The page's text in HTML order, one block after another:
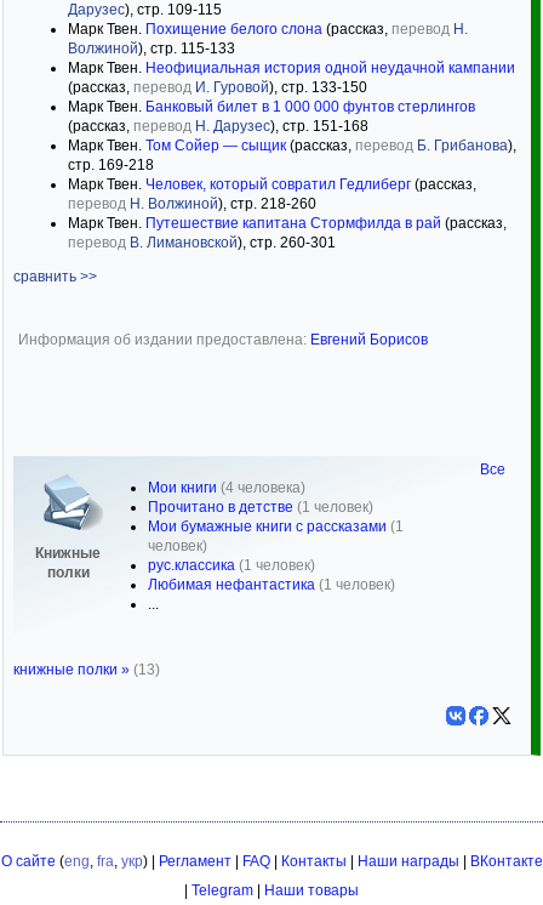
Дарузес), стр. 109-115
Марк Твен. Похищение белого слона (рассказ, перевод Н.
Волжиной), стр. 115-133
Марк Твен. Неофициальная история одной неудачной кампании
(рассказ, перевод И. Гуровой), стр. 133-150
Марк Твен. Банковый билет в 1 000 000 фунтов стерлингов
(рассказ, перевод Н. Дарузес), стр. 151-168
Марк Твен. Том Сойер — сыщик (рассказ, перевод Б. Грибанова),
стр. 169-218
Марк Твен. Человек, который совратил Гедлиберг (рассказ,
перевод Н. Волжиной), стр. 218-260
Марк Твен. Путешествие капитана Стормфилда в рай (рассказ,
перевод В. Лимановской), стр. 260-301
сравнить >>
Информация об издании предоставлена: Евгений Борисов
Книжные
полки
Мои книги (4 человека)
Прочитано в детстве (1 человек)
Мои бумажные книги с рассказами (1
человек)
рус.классика (1 человек)
Любимая нефантастика (1 человек)
...
Все
книжные полки » (13)
О сайте (eng, fra, укр) | Регламент| FAQ| Контакты Наши награды
ВКонтакте
Telegram Наши товары